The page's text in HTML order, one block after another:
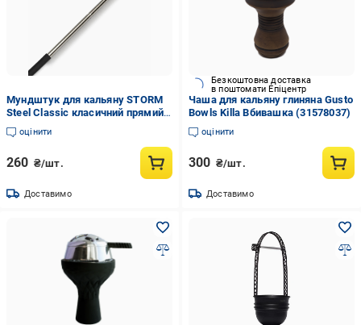
Мундштук для кальяну STORM
Steel Classic класичний прямий
сталевий (31578042)
оцінити
260 ₴/шт.
Доставимо
Безкоштовна доставка
в поштомати Епіцентр
Чаша для кальяну глиняна Gusto
Bowls Killa Вбивашка (31578037)
оцінити
300 ₴/шт.
Доставимо